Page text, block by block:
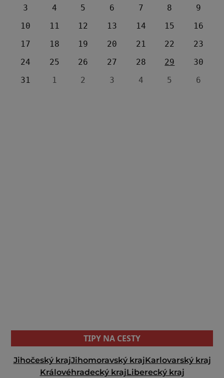
3
4 5 6 7 8
9
10
11 12 13 14 15
16
17
18 19 20 21 22
23
24
25 26 27 28 29
30
31
1 2 3 4 5 6
TIPY NA CESTY
Jihočeský krajJihomoravský krajKarlovarský kraj
Královéhradecký krajLiberecký kraj